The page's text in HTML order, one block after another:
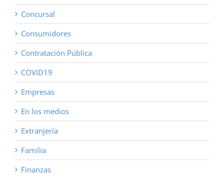
Concursal
Consumidores
Contratación Pública
COVID19
Empresas
En los medios
Extranjería
Familia
Finanzas